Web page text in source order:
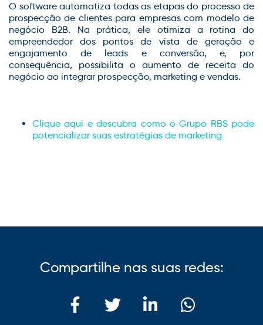
O software automatiza todas as etapas do processo de
prospecção de clientes para empresas com modelo de
negócio B2B. Na prática, ele otimiza a rotina do
empreendedor dos pontos de vista de geração e
engajamento de leads e conversão, e, por
consequência, possibilita o aumento de receita do
negócio ao integrar prospecção, marketing e vendas.
Clique aqui e descubra como o Grupo RBS pode
potencializar suas estratégias de marketing
Compartilhe nas suas redes: